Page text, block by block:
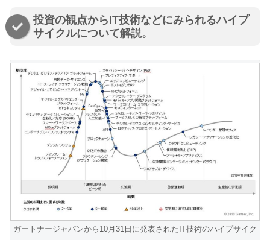
投資の観点からIT技術などにみられるハイプ
サイクルについて解説。
ガートナージャパンから10月31日に発表されたIT技術のハイプサイク